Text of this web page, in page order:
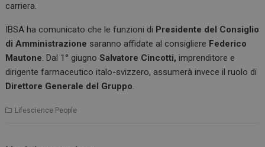
carriera.
IBSA ha comunicato che le funzioni di Presidente del Consiglio
di Amministrazione saranno affidate al consigliere Federico
Mautone. Dal 1° giugnoSalvatore Cincotti, imprenditore e
dirigente farmaceutico italo-svizzero, assumerà invece il ruolo di
Direttore Generale del Gruppo.
Lifescience People